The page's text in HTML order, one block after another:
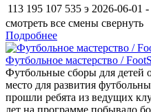
113 195 107 535 э 2026-06-01
смотреть все смены свернуть
Подробнее
Футбольное мастерство /
Футбольные сборы для детей
место для развития
прошли ребята из ведущих
лет на программе побывало